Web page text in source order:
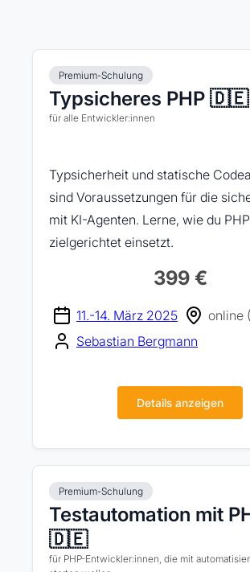
Premium-Schulung
Typsicheres PHP 🇩🇪
für alle Entwickler:innen
Typsicherheit und statische
sind Voraussetzungen für die
mit KI-Agenten. Lerne, wie du
zielgerichtet einsetzt.
399 €
11.-14. März 2025
online
Sebastian Bergmann
Details anzeigen
Premium-Schulung
Testautomation mit
🇩🇪
für PHP-Entwickler:innen, die mit